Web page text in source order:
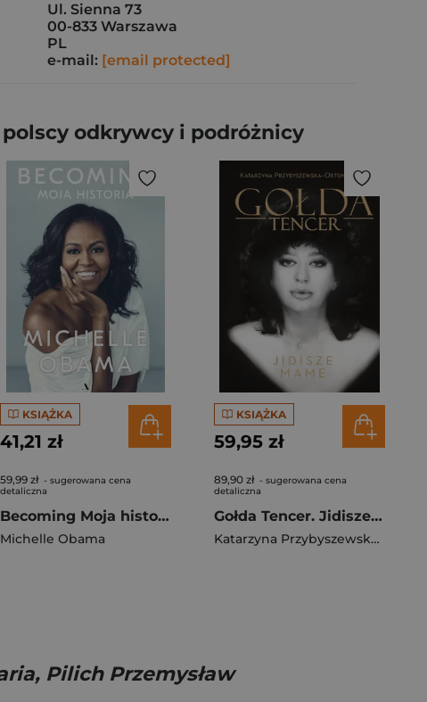
Ul. Sienna 73
00-833 Warszawa
PL
e-mail: [email protected]
odkrywcy i podróżnicy
KSIĄŻKA
41,21 zł
59,99 zł - sugerowana cena
detaliczna
Becoming Moja historia
Michelle Obama
KSIĄŻKA
59,95 zł
89,90 zł - sugerowana cena
detaliczna
Gołda Tencer. Jidisze Mame
Katarzyna Przybyszewska-Ortonowska
Pilich Przemysław